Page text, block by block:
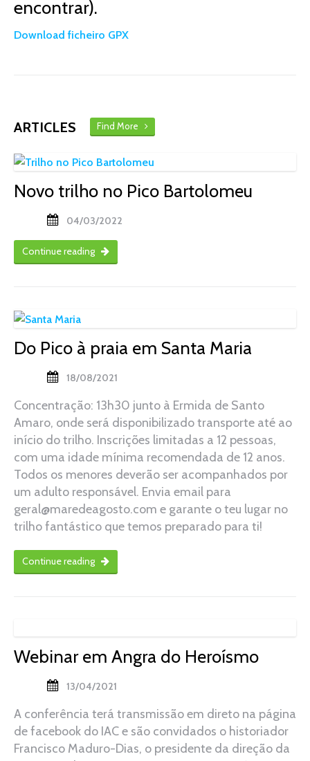
encontrar).
Download ficheiro GPX
ARTICLES Find More
Novo trilho no Pico Bartolomeu
04/03/2022
Continue reading
Do Pico à praia em Santa Maria
18/08/2021
Concentração: 13h30 junto à Ermida de Santo
Amaro, onde será disponibilizado transporte até ao
início do trilho. Inscrições limitadas a 12 pessoas,
com uma idade mínima recomendada de 12 anos.
Todos os menores deverão ser acompanhados por
um adulto responsável. Envia email para
geral@maredeagosto.com e garante o teu lugar no
trilho fantástico que temos preparado para ti!
Continue reading
Webinar em Angra do Heroísmo
13/04/2021
A conferência terá transmissão em direto na página
de facebook do IAC e são convidados o historiador
Francisco Maduro-Dias, o presidente da direção da